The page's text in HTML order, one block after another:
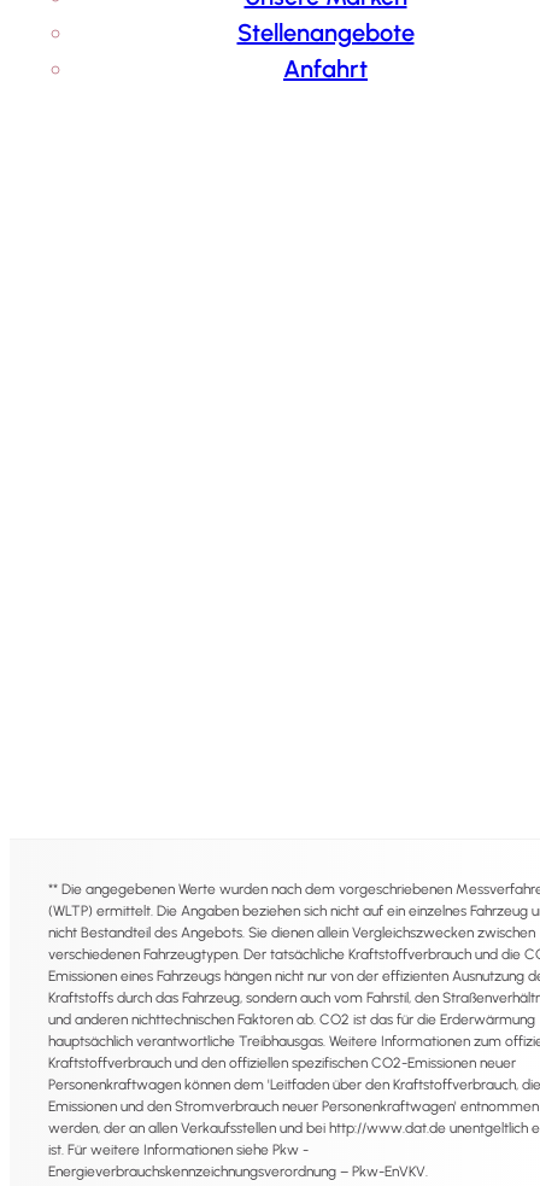
Stellenangebote
Anfahrt
** Die angegebenen Werte wurden nach dem vorgeschriebenen
(WLTP) ermittelt. Die Angaben beziehen sich nicht auf ein einzelnes Fahrzeug
nicht Bestandteil des Angebots. Sie dienen allein Vergleichszwecken zwischen
verschiedenen Fahrzeugtypen. Der tatsächliche Kraftstoffverbrauch und die
Emissionen eines Fahrzeugs hängen nicht nur von der effizienten Ausnutzung
Kraftstoffs durch das Fahrzeug, sondern auch vom Fahrstil, den
und anderen nichttechnischen Faktoren ab. CO2 ist das für die Erderwärmung
hauptsächlich verantwortliche Treibhausgas. Weitere Informationen zum
Kraftstoffverbrauch und den offiziellen spezifischen CO2-Emissionen neuer
Personenkraftwagen können dem 'Leitfaden über den Kraftstoffverbrauch,
Emissionen und den Stromverbrauch neuer Personenkraftwagen' entnommen
werden, der an allen Verkaufsstellen und bei http://www.dat.de unentgeltlich
ist. Für weitere Informationen siehe Pkw -
Energieverbrauchskennzeichnungsverordnung – Pkw-EnVKV.